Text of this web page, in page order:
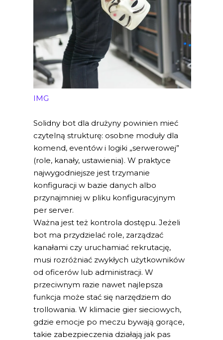
IMG
Solidny bot dla drużyny powinien mieć
czytelną strukturę: osobne moduły dla
komend, eventów i logiki „serwerowej”
(role, kanały, ustawienia). W praktyce
najwygodniejsze jest trzymanie
konfiguracji w bazie danych albo
przynajmniej w pliku konfiguracyjnym
per server.
Ważna jest też kontrola dostępu. Jeżeli
bot ma przydzielać role, zarządzać
kanałami czy uruchamiać rekrutację,
musi rozróżniać zwykłych użytkowników
od oficerów lub administracji. W
przeciwnym razie nawet najlepsza
funkcja może stać się narzędziem do
trollowania. W klimacie gier sieciowych,
gdzie emocje po meczu bywają gorące,
takie zabezpieczenia działają jak pas